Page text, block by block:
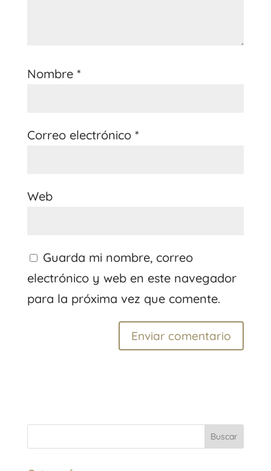
Nombre *
Correo electrónico *
Web
Guarda mi nombre, correo
electrónico y web en este navegador
para la próxima vez que comente.